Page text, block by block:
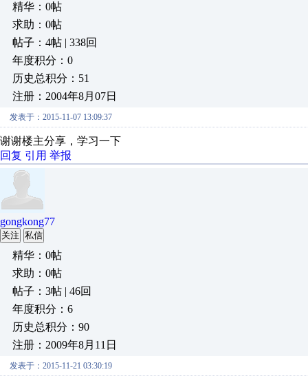
精华：0帖
求助：0帖
帖子：4帖 | 338回
年度积分：0
历史总积分：51
注册：2004年8月07日
发表于：2015-11-07 13:09:37
谢谢楼主分享，学习一下
回复 引用 举报
gongkong77
关注 私信
精华：0帖
求助：0帖
帖子：3帖 | 46回
年度积分：6
历史总积分：90
注册：2009年8月11日
发表于：2015-11-21 03:30:19